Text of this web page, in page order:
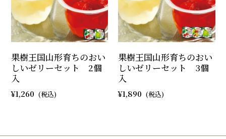
果樹王国山形育ちのおい
しいゼリーセット 2個
入
1,260
果樹王国山形育ちのおい
しいゼリーセット 3個
入
1,890